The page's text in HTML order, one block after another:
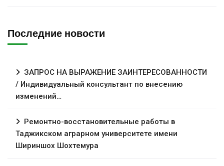
Последние новости
ЗАПРОС НА ВЫРАЖЕНИЕ ЗАИНТЕРЕСОВАННОСТИ
/ Индивидуальный консультант по внесению
изменений…
Ремонтно-восстановительные работы в
Таджикском аграрном университете имени
Шириншох Шохтемура